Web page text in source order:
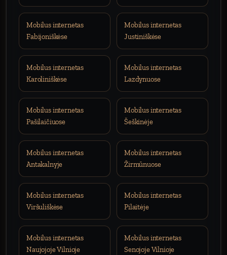
Mobilus internetas
Fabijoniškėse
Mobilus internetas
Justiniškėse
Mobilus internetas
Karoliniškėse
Mobilus internetas
Lazdynuose
Mobilus internetas
Pašilaičiuose
Mobilus internetas
Šeškinėje
Mobilus internetas
Antakalnyje
Mobilus internetas
Žirmūnuose
Mobilus internetas
Viršuliškėse
Mobilus internetas
Pilaitėje
Mobilus internetas
Naujojoje Vilnioje
Mobilus internetas
Senojoje Vilnioje